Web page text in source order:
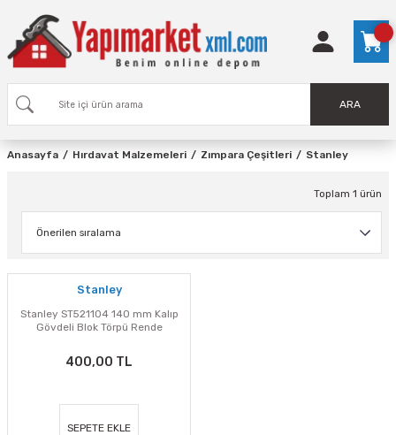
ARA
Anasayfa Hırdavat Malzemeleri Zımpara Çeşitleri Stanley
Toplam 1 ürün
Stanley
Stanley ST521104 140 mm Kalıp
Gövdeli Blok Törpü Rende
400,00 TL
SEPETE EKLE